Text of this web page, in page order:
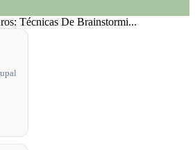
Técnicas De Brainstormi...